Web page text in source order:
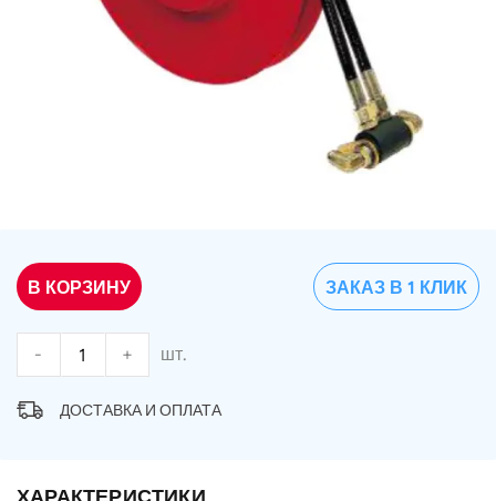
В КОРЗИНУ
- + шт.
ЗАКАЗ В 1 КЛИК
ДОСТАВКА И ОПЛАТА